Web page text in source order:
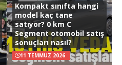
Kompakt sınıfta hangi
model kaç tane
satıyor? 0 km C
Segment otomobil satış
sonuçları nasıl?
11 TEMMUZ 2026